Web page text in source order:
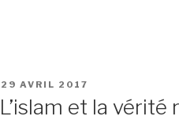
PUBLIÉ
LE
29 AVRIL 2017
L’islam et la vérité